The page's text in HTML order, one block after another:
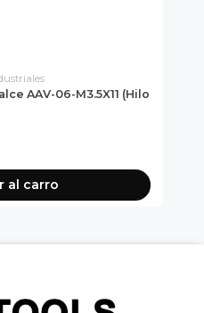
AAV-06-M3.5X11 (hilo
al carro